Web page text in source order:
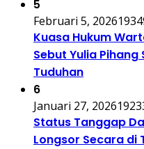
5
Februari 5, 2026
Kuasa Hukum
Sebut Yulia
Tuduhan
6
Januari 27, 2026
Status Tanggap
Longsor Secara di